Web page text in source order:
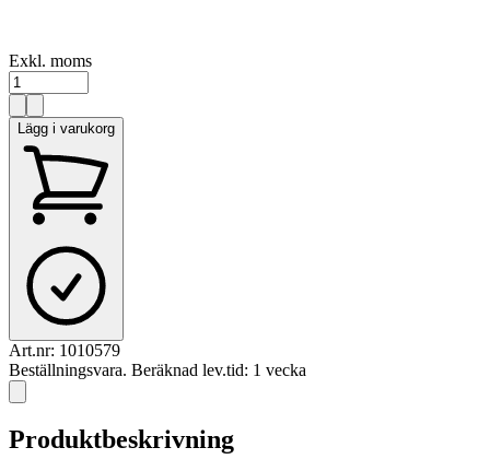
Exkl. moms
Lägg i varukorg
Art.nr: 1010579
Beställningsvara. Beräknad lev.tid: 1 vecka
Produktbeskrivning